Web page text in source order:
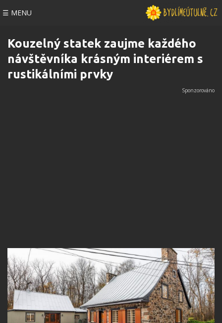
☰ MENU
Kouzelný statek zaujme každého
návštěvníka krásným interiérem s
rustikálními prvky